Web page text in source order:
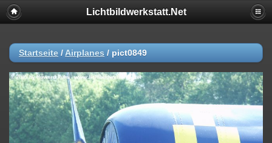
Lichtbildwerkstatt.Net
Startseite / Airplanes / pict0849